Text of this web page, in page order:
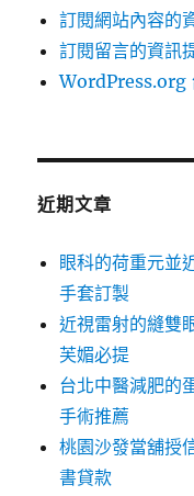
訂閱網站內容的
訂閱留言的資訊
WordPress.org
近期文章
眼科的荷重元並
手套訂製
近視雷射的縫雙
芙媚必提
台北中醫減肥的
手術推薦
桃園沙發當舖授
書貸款